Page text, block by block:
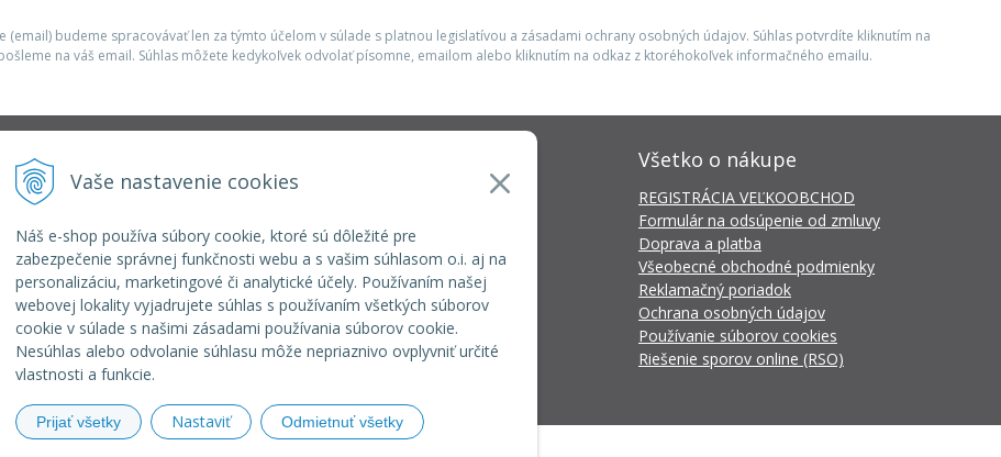
Vaše nastavenie cookies
Náš e-shop používa súbory cookie, ktoré sú dôležité pre
zabezpečenie správnej funkčnosti webu a s vašim súhlasom o.i. aj na
personalizáciu, marketingové či analytické účely. Používaním našej
webovej lokality vyjadrujete súhlas s používaním všetkých súborov
cookie v súlade s našimi zásadami používania súborov cookie.
Nesúhlas alebo odvolanie súhlasu môže nepriaznivo ovplyvniť určité
vlastnosti a funkcie.
Prijať všetky Nastaviť Odmietnuť všetky
(email) budeme spracovávať len za týmto účelom v súlade s platnou legislatívou a zásadami ochrany osobných údajov. Súhlas potvrdíte kliknutím na
na váš email. Súhlas môžete kedykoľvek odvolať písomne, emailom alebo kliknutím na odkaz z ktoréhokoľvek informačného emailu.
s.r.o.
+421 37 6586 731
+421 907 982 328
Všetko o nákupe
REGISTRÁCIA VEĽKOOBCHOD
Formulár na odsúpenie od zmluvy
Doprava a platba
Všeobecné obchodné podmienky
Reklamačný poriadok
Ochrana osobných údajov
Používanie súborov cookies
Riešenie sporov online (RSO)